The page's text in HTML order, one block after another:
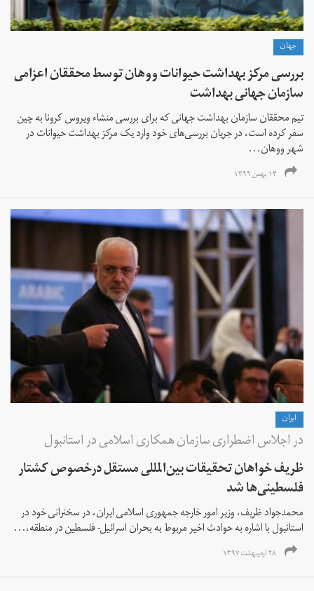
جهان
بررسی مرکز بهداشت حیوانات ووهان توسط محققان اعزامی
سازمان جهانی بهداشت
تیم محققان سازمان بهداشت جهانی که برای بررسی منشاء ویروس کرونا به چین
سفر کرده است، در جریان بررسی‌های خود وارد یک مرکز بهداشت حیوانات در
شهر ووهان...
۱۴ بهمن ۱۳۹۹
ايران
در اجلاس اضطراری سازمان همکاری اسلامی در استانبول
ظریف خواهان تحقیقات بین‌المللی مستقل درخصوص کشتار
فلسطینی‌ها شد
محمد‌جواد ظریف، وزیر امور خارجه جمهوری اسلامی ایران، در سخنرانی خود در
استانبول با اشاره به حوادث اخیر مربوط به بحران اسرائیل- فلسطین در منطقه،...
۲۸ اردیبهشت ۱۳۹۷